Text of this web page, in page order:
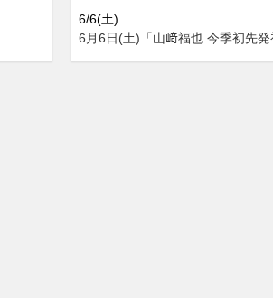
6/6(土)
6月6日(土)「山﨑福也 今季初先発